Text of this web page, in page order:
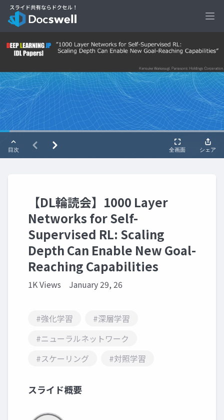
【DL輪読会】1000 Layer
Networks for Self-
Supervised RL: Scaling
Depth Can Enable New Goal-
Reaching Capabilities
1K Views January 29, 26
#強化学習
#深層学習
#ニューラルネットワーク
#スケーリング
#対照学習
スライド概要